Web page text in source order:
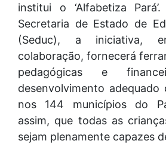
institui o ‘Alfabetiza
Secretaria de Estado de
(Seduc), a iniciativa,
colaboração, fornecerá
pedagógicas e
desenvolvimento adequado
nos 144 municípios do
assim, que todas as
sejam plenamente capazes